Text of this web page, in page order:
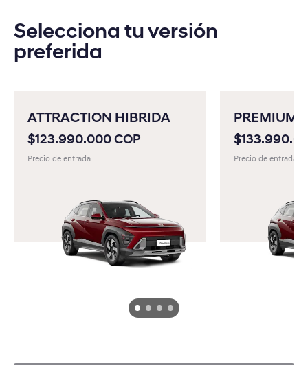
Peugeot
Fiat
HB20S 2027
KONA HÍBRIDA
TUCSON HÍBRIDA
SANTA FE HÍBRIDA
Selecciona tu versión
preferida
ATTRACTION HIBRIDA
$123.990.000 COP
Precio de entrada
PREMIUM
Precio de entrada